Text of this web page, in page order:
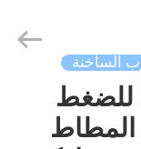
الساخنة
للضغط
المطاط